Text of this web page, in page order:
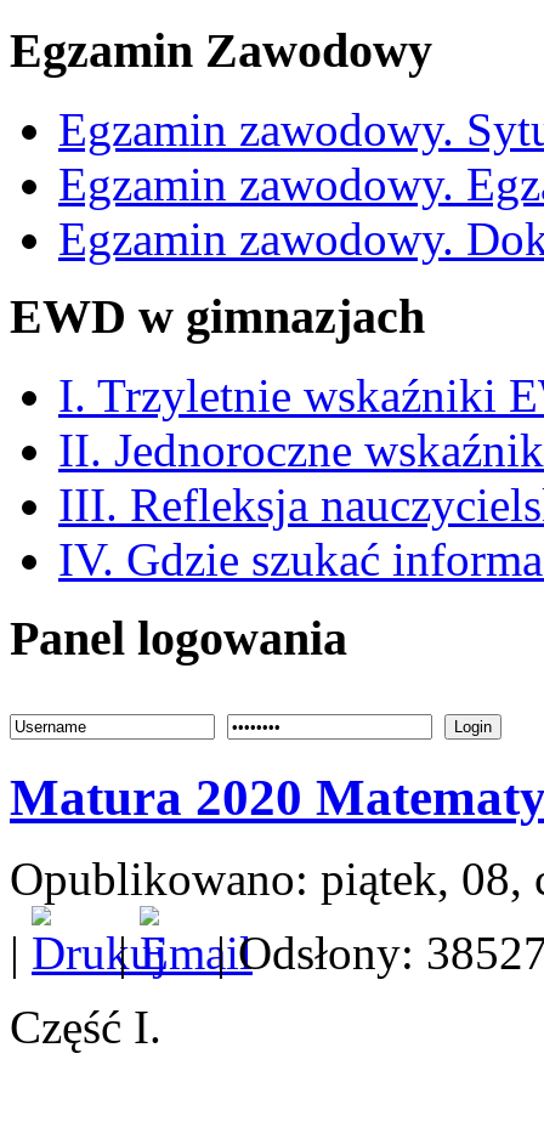
Egzamin Zawodowy
Egzamin zawodowy.
Egzamin zawodowy.
Egzamin zawodowy.
EWD w gimnazjach
I. Trzyletnie wskaźniki
II. Jednoroczne
III. Refleksja
IV. Gdzie szukać
Panel logowania
Login
Matura 2020
Opublikowano: piątek, 08,
|
|
| Odsłony:
Część I.